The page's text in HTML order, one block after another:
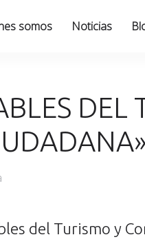
somos Noticias
DEL
del Turismo y